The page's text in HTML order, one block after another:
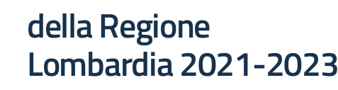
della Regione
Lombardia 2021-2023